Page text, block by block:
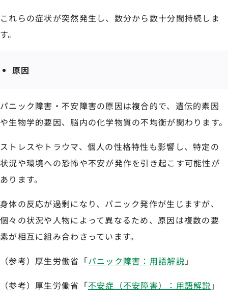
これらの症状が突然発生し、数分から数十分間持続しま
す。
原因
パニック障害・不安障害の原因は複合的で、遺伝的素因
や生物学的要因、脳内の化学物質の不均衡が関わります。
ストレスやトラウマ、個人の性格特性も影響し、特定の
状況や環境への恐怖や不安が発作を引き起こす可能性が
あります。
身体の反応が過剰になり、パニック発作が生じますが、
個々の状況や人物によって異なるため、原因は複数の要
素が相互に組み合わさっています。
（参考）厚生労働省「パニック障害：用語解説 」
（参考）厚生労働省「不安症（不安障害）：用語解説 」